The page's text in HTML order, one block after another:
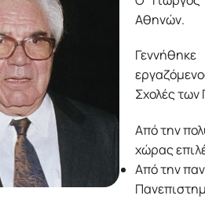
Αθηνών.
Σχολές
Από την
χώρας
Από την